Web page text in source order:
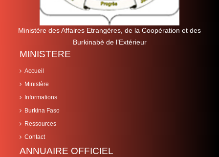
Ministère des Affaires Etrangères, de la Coopération et des
Burkinabè de l’Extérieur
MINISTERE
Accueil
Ministère
Informations
Burkina Faso
Ressources
Contact
ANNUAIRE OFFICIEL